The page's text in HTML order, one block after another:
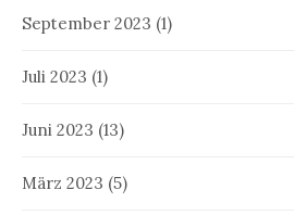
September 2023 (1)
Juli 2023 (1)
Juni 2023 (13)
März 2023 (5)